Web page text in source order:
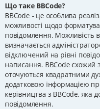
Що таке BBCode?
BBCode - це особлива
можливості щодо
повідомлення. Можливість
визначається
відключений на рівні
написання. BBCode схожий
оточуються квадратними
додатковою інформацією
керівництва з BBCode, яка
повідомлення.